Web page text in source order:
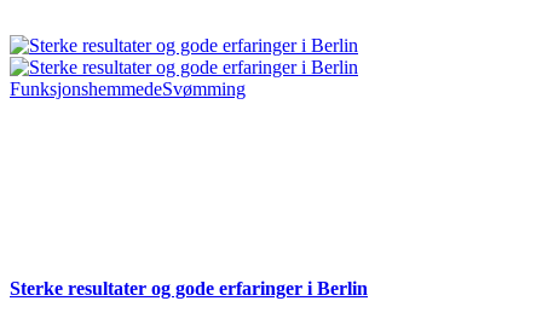
FunksjonshemmedeSvømming
Sterke resultater og gode erfaringer i Berlin